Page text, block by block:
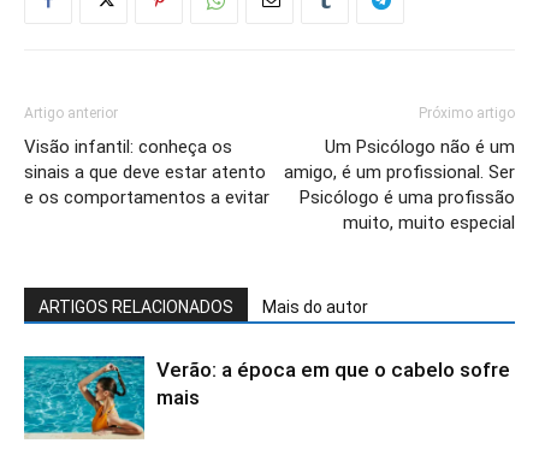
Artigo anterior
Visão infantil: conheça os
sinais a que deve estar atento
e os comportamentos a evitar
Próximo artigo
Um Psicólogo não é um
amigo, é um profissional. Ser
Psicólogo é uma profissão
muito, muito especial
ARTIGOS RELACIONADOS Mais do autor
Verão: a época em que o cabelo sofre
mais